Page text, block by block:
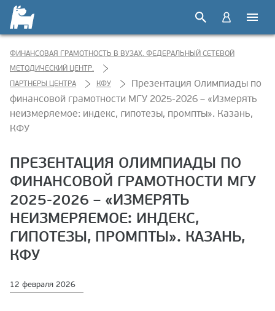
ФИНАНСОВАЯ ГРАМОТНОСТЬ В ВУЗАХ. ФЕДЕРАЛЬНЫЙ СЕТЕВОЙ
МЕТОДИЧЕСКИЙ ЦЕНТР.
ПАРТНЕРЫ ЦЕНТРА
КФУ
Презентация Олимпиады по
финансовой грамотности МГУ 2025-2026 – «Измерять
неизмеряемое: индекс, гипотезы, промпты». Казань,
КФУ
ПРЕЗЕНТАЦИЯ ОЛИМПИАДЫ ПО
ФИНАНСОВОЙ ГРАМОТНОСТИ МГУ
2025-2026 – «ИЗМЕРЯТЬ
НЕИЗМЕРЯЕМОЕ: ИНДЕКС,
ГИПОТЕЗЫ, ПРОМПТЫ». КАЗАНЬ,
КФУ
12 февраля 2026